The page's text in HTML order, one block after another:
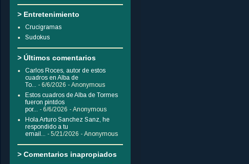
> Entretenimiento
Crucigramas
Sudokus
> Últimos comentarios
Carlos Roces, autor de estos
cuadros en Alba de
To... - 6/6/2026 - Anonymous
Estos cuadros de Alba de Tormes
fueron pintdos
por... - 6/6/2026 - Anonymous
Hola Arturo Sanchez Sanz, he
respondido a tu
email... - 5/21/2026 - Anonymous
> Comentarios inapropiados